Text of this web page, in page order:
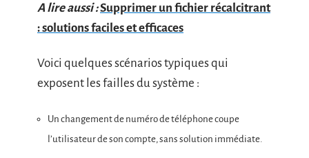
A lire aussi :Supprimer un fichier récalcitrant
: solutions faciles et efficaces
Voici quelques scénarios typiques qui
exposent les failles du système :
Un changement de numéro de téléphone coupe
l’utilisateur de son compte, sans solution immédiate.